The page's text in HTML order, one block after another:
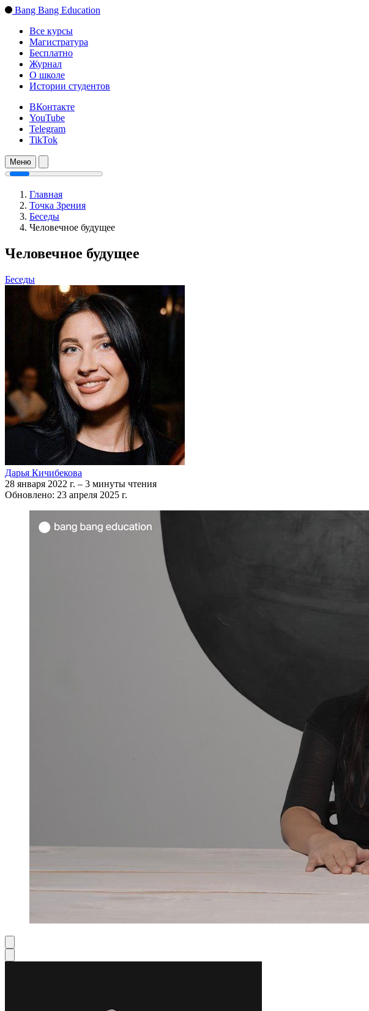
Bang Bang Education
Все курсы
Магистратура
Бесплатно
Журнал
О школе
Истории студентов
ВКонтакте
YouTube
Telegram
TikTok
Меню
Главная
Точка Зрения
Беседы
Человечное будущее
Человечное будущее
Беседы
Дарья Кичибекова
28 января 2022 г. – 3 минуты чтения
Обновлено: 23 апреля 2025 г.